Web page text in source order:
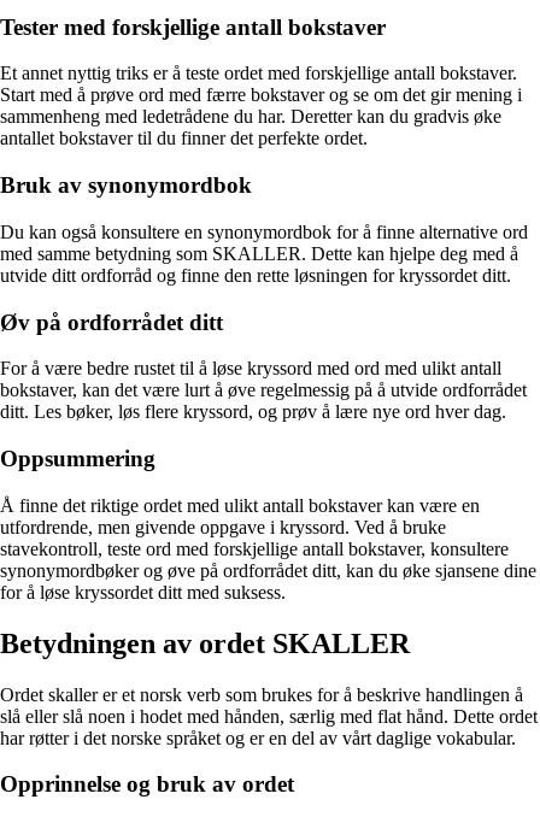
Tester med forskjellige antall bokstaver
Et annet nyttig triks er å teste ordet med forskjellige antall bokstaver.
Start med å prøve ord med færre bokstaver og se om det gir mening i
sammenheng med ledetrådene du har. Deretter kan du gradvis øke
antallet bokstaver til du finner det perfekte ordet.
Bruk av synonymordbok
Du kan også konsultere en synonymordbok for å finne alternative ord
med samme betydning som SKALLER. Dette kan hjelpe deg med å
utvide ditt ordforråd og finne den rette løsningen for kryssordet ditt.
Øv på ordforrådet ditt
For å være bedre rustet til å løse kryssord med ord med ulikt antall
bokstaver, kan det være lurt å øve regelmessig på å utvide ordforrådet
ditt. Les bøker, løs flere kryssord, og prøv å lære nye ord hver dag.
Oppsummering
Å finne det riktige ordet med ulikt antall bokstaver kan være en
utfordrende, men givende oppgave i kryssord. Ved å bruke
stavekontroll, teste ord med forskjellige antall bokstaver, konsultere
synonymordbøker og øve på ordforrådet ditt, kan du øke sjansene dine
for å løse kryssordet ditt med suksess.
Betydningen av ordet SKALLER
Ordet skaller er et norsk verb som brukes for å beskrive handlingen å
slå eller slå noen i hodet med hånden, særlig med flat hånd. Dette ordet
har røtter i det norske språket og er en del av vårt daglige vokabular.
Opprinnelse og bruk av ordet